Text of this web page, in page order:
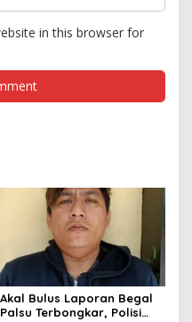
in this browser for
Akal Bulus Laporan Begal
Palsu Terbongkar, Polisi